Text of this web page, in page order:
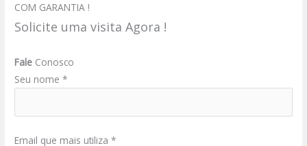
COM GARANTIA !
Solicite uma visita Agora !
Fale Conosco
Seu nome *
Email que mais utiliza *